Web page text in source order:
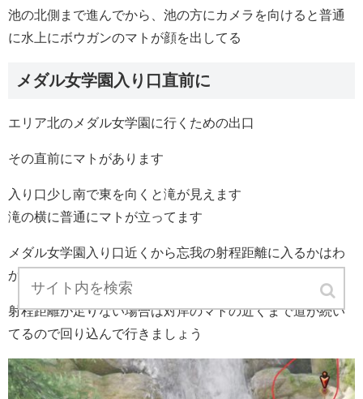
池の北側まで進んでから、池の方にカメラを向けると普通
に水上にボウガンのマトが顔を出してる
メダル女学園入り口直前に
エリア北のメダル女学園に行くための出口
その直前にマトがあります
入り口少し南で東を向くと滝が見えます
滝の横に普通にマトが立ってます
メダル女学園入り口近くから忘我の射程距離に入るかはわ
かりません
射程距離が足りない場合は対岸のマトの近くまで道が続い
てるので回り込んで行きましょう